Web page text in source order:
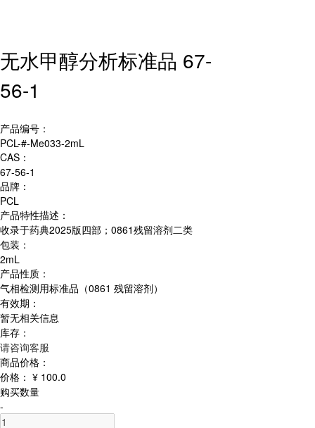
无水甲醇分析标准品 67-
56-1
产品编号：
PCL-#-Me033-2mL
CAS：
67-56-1
品牌：
PCL
产品特性描述：
收录于药典2025版四部；0861残留溶剂二类
包装：
2mL
产品性质：
气相检测用标准品（0861 残留溶剂）
有效期：
暂无相关信息
库存：
请咨询客服
商品价格：
价格： ¥ 100.0
购买数量
-